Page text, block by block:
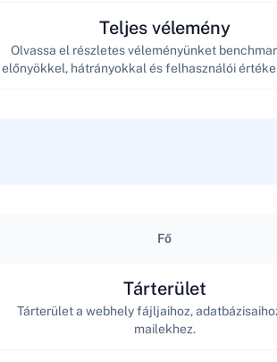
Teljes vélemény
Olvassa el részletes véleményünket
előnyökkel, hátrányokkal és felhasználói
Fő
Tárterület
Tárterület a webhely fájljaihoz,
mailekhez.